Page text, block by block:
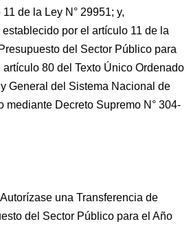
de la Ley N° 29951; y,
por el artículo 11 de la
del Sector Público para
80 del Texto Único Ordenado
General del Sistema Nacional de
mediante Decreto Supremo N° 304-
una Transferencia de
del Sector Público para el Año